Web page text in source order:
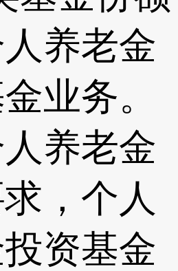
养老金
业务。
养老金
，个人
资基金